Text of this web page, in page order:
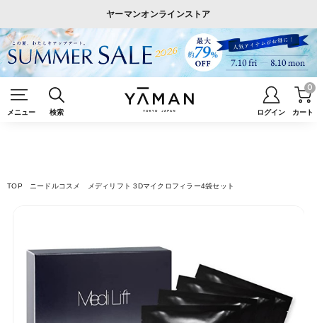
ヤーマンオンラインストア
メニュー 検索 ログイン カート
0
TOP ニードルコスメ メディリフト 3Dマイクロフィラー4袋セット